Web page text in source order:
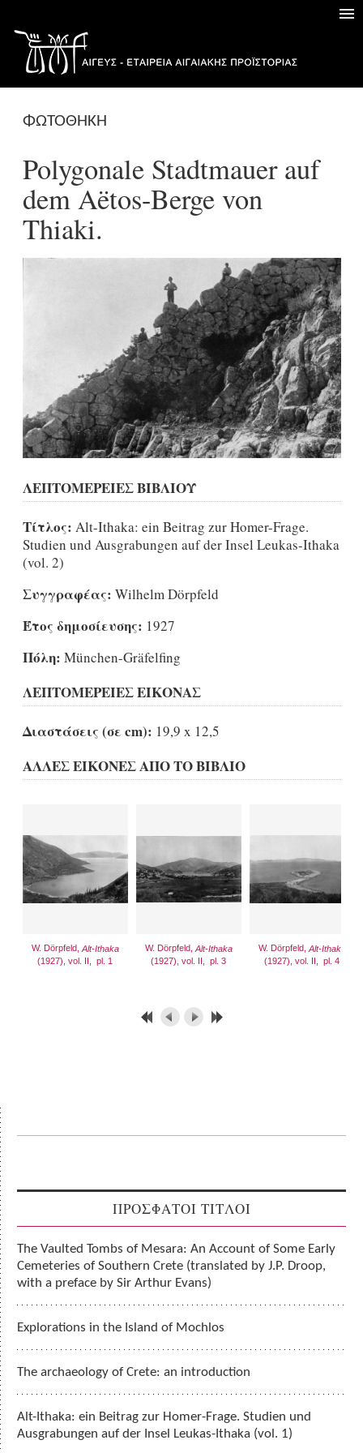
ΦΩΤΟΘΗΚΗ
Polygonale Stadtmauer auf
dem Aëtos-Berge von
Thiaki.
ΛΕΠΤΟΜΕΡΕΙΕΣ ΒΙΒΛΙΟΥ
Τίτλος: Alt-Ithaka: ein Beitrag zur Homer-Frage.
Studien und Ausgrabungen auf der Insel Leukas-Ithaka
(vol. 2)
Συγγραφέας: Wilhelm Dörpfeld
Έτος δημοσίευσης: 1927
Πόλη: München-Gräfelfing
ΛΕΠΤΟΜΕΡΕΙΕΣ ΕΙΚΟΝΑΣ
Διαστάσεις (σε cm): 19,9 x 12,5
ΑΛΛΕΣ ΕΙΚΟΝΕΣ ΑΠΟ ΤΟ ΒΙΒΛΙΟ
W. Dörpfeld, Alt-Ithaka
(1927), vol. II, pl. 1
W. Dörpfeld, Alt-Ithaka
(1927), vol. II, pl. 3
W. Dörpfeld, Alt-Ithaka
(1927), vol. II, pl. 4
ΠΡΟΣΦΑΤΟΙ ΤΙΤΛΟΙ
The Vaulted Tombs of Mesara: An Account of Some Early
Cemeteries of Southern Crete (translated by J.P. Droop,
with a preface by Sir Arthur Evans)
Explorations in the Island of Mochlos
The archaeology of Crete: an introduction
Alt-Ithaka: ein Beitrag zur Homer-Frage. Studien und
Ausgrabungen auf der Insel Leukas-Ithaka (vol. 1)